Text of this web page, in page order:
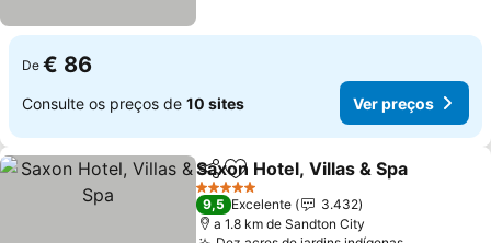
De € 86
Consulte os preços de 10 sites Ver preços
PartilharAdicionar aos favoritos
Saxon Hotel, Villas & Spa
5 Estrelas
9,5 Excelente
3.432
a 1.8 km de Sandton City